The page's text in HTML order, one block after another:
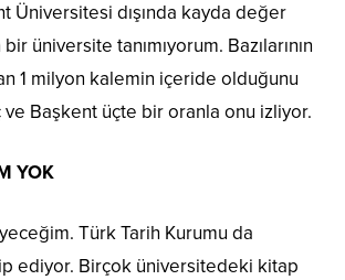
Üniversitesi dışında kayda değer
üniversite tanımıyorum. Bazılarının
1 milyon kalemin içeride olduğunu
Başkent üçte bir oranla onu izliyor.
YOK
Türk Tarih Kurumu da
ediyor. Birçok üniversitedeki kitap